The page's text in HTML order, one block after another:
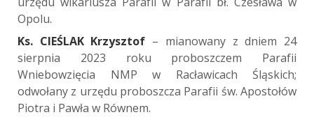
Opolu.
Ks. CIEŚLAK Krzysztof – mianowany z dniem 24
sierpnia 2023 roku proboszczem Parafii
Wniebowzięcia NMP w Racławicach Śląskich;
odwołany z urzędu proboszcza Parafii św. Apostołów
Piotra i Pawła w Równem.